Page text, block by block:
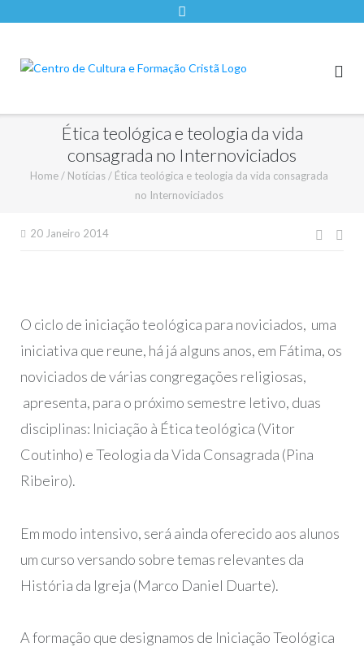
Ética teológica e teologia da vida
consagrada no Internoviciados
Home / Notícias / Ética teológica e teologia da vida consagrada
no Internoviciados
20 Janeiro 2014
O ciclo de iniciação teológica para noviciados, uma
iniciativa que reune, há já alguns anos, em Fátima, os
noviciados de várias congregações religiosas,
apresenta, para o próximo semestre letivo, duas
disciplinas: Iniciação à Ética teológica (Vitor
Coutinho) e Teologia da Vida Consagrada (Pina
Ribeiro).
Em modo intensivo, será ainda oferecido aos alunos
um curso versando sobre temas relevantes da
História da Igreja (Marco Daniel Duarte).
A formação que designamos de Iniciação Teológica